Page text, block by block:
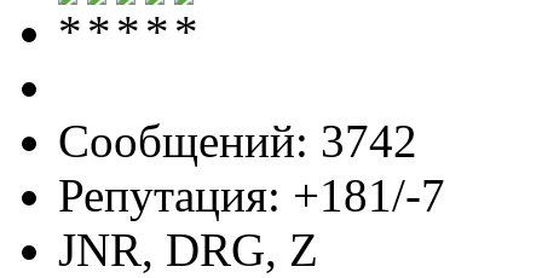
Сообщений: 3742
Репутация: +181/-7
JNR, DRG, Z